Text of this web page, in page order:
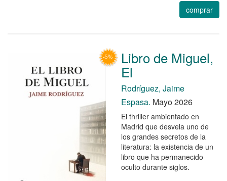
comprar
Libro de Miguel,
El
Rodríguez, Jaime
Espasa. Mayo 2026
El thriller ambientado en
Madrid que desvela uno de
los grandes secretos de la
literatura: la existencia de un
libro que ha permanecido
oculto durante siglos.